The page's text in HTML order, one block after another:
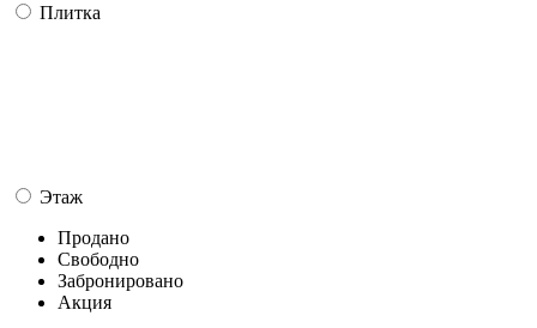
Плитка
Этаж
Продано
Свободно
Забронировано
Акция